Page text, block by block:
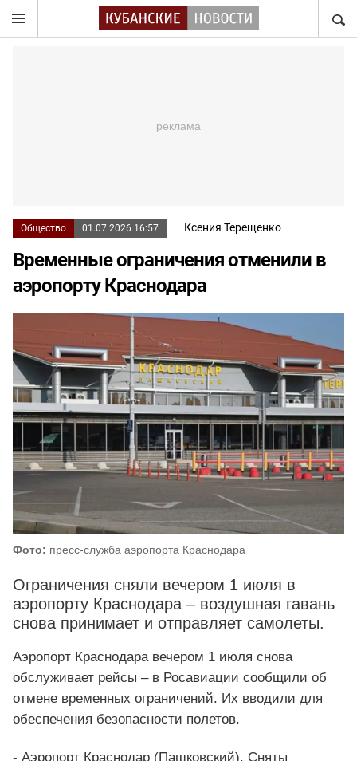
Общество 01.07.2026 16:57 Ксения Терещенко
Временные ограничения отменили в
аэропорту Краснодара
Фото: пресс-служба аэропорта Краснодара
Ограничения сняли вечером 1 июля в
аэропорту Краснодара – воздушная гавань
снова принимает и отправляет самолеты.
Аэропорт Краснодара вечером 1 июля снова
обслуживает рейсы – в Росавиации сообщили об
отмене временных ограничений. Их вводили для
обеспечения безопасности полетов.
- Аэропорт Краснодар (Пашковский). Сняты